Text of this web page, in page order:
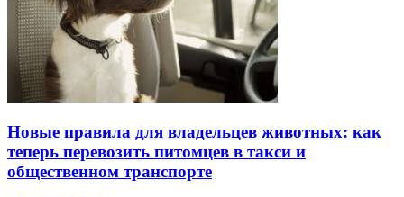
Новые правила для владельцев животных: как
теперь перевозить питомцев в такси и
общественном транспорте